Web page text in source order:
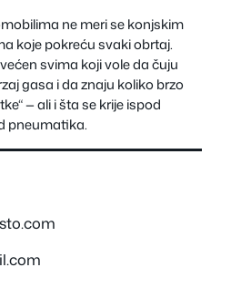
ne meri se konjskim
koje pokreću svaki obrtaj.
svima koji vole da čuju
gasa i da znaju koliko brzo
— ali i šta se krije ispod
pneumatika.